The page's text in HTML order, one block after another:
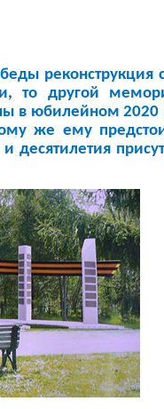
реконструкция
то другой
в юбилейном 2020
же ему
десятилетия